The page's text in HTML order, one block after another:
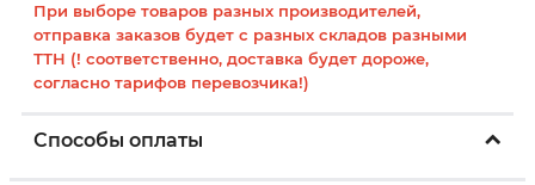
При выборе товаров разных производителей,
отправка заказов будет с разных складов разными
ТТН (! соответственно, доставка будет дороже,
согласно тарифов перевозчика!)
Способы оплаты